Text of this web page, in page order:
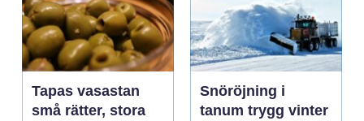
Tapas vasastan
små rätter, stora
Snöröjning i
tanum trygg vinter